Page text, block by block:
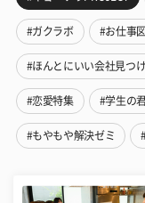
#ガクラボ #お仕事
#ほんとにいい会社見つけ
#恋愛特集 #学生の
#もやもや解決ゼミ